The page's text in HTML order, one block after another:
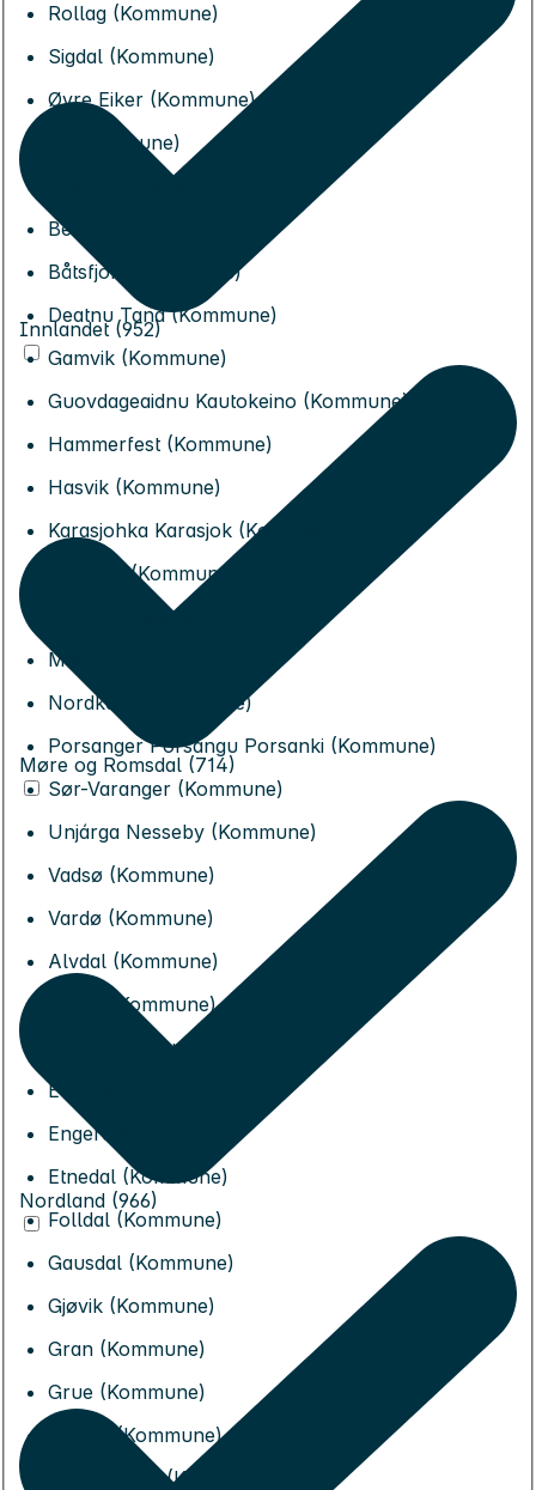
Rollag (Kommune)
Sigdal (Kommune)
Øvre Eiker (Kommune)
Ål (Kommune)
Berlevåg (Kommune)
Båtsfjord (Kommune)
Deatnu Tana (Kommune)
Gamvik (Kommune)
Guovdageaidnu Kautokeino (Kommune)
Hammerfest (Kommune)
Hasvik (Kommune)
Karasjohka Karasjok (Kommune)
Lebesby (Kommune)
Loppa (Kommune)
Måsøy (Kommune)
Nordkapp (Kommune)
Porsanger Porsángu Porsanki (Kommune)
Sør-Varanger (Kommune)
Unjárga Nesseby (Kommune)
Vadsø (Kommune)
Vardø (Kommune)
Alvdal (Kommune)
Dovre (Kommune)
Eidskog (Kommune)
Elverum (Kommune)
Engerdal (Kommune)
Etnedal (Kommune)
Folldal (Kommune)
Gausdal (Kommune)
Gjøvik (Kommune)
Gran (Kommune)
Grue (Kommune)
Hamar (Kommune)
Kongsvinger (Kommune)
Innlandet (952)
Møre og Romsdal (714)
Nordland (966)